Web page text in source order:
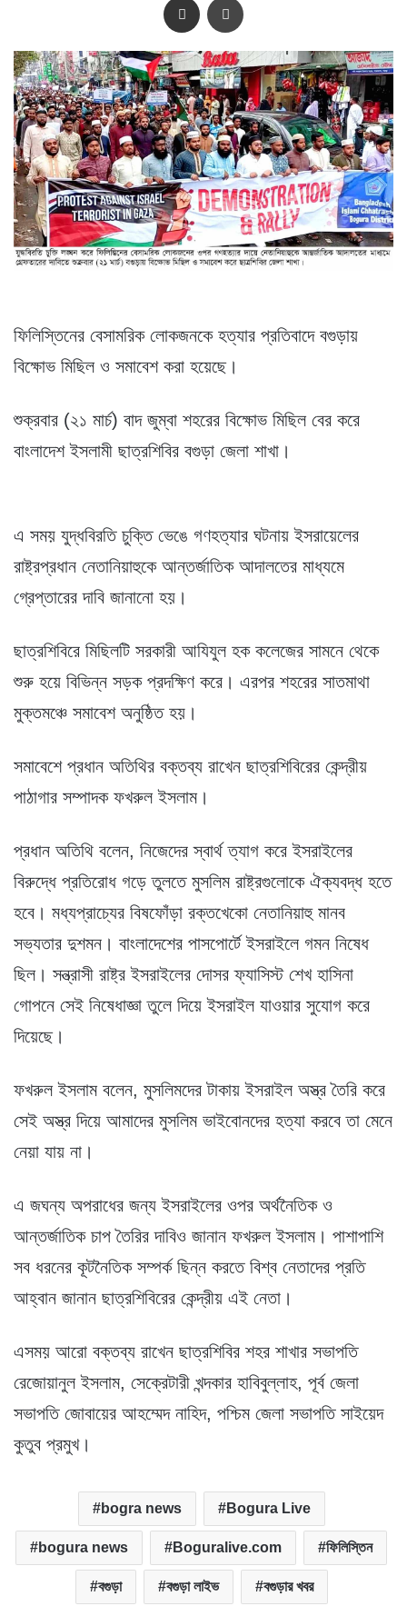
ফিলিস্তিনের বেসামরিক লোকজনকে হত্যার প্রতিবাদে বগুড়ায়
বিক্ষোভ মিছিল ও সমাবেশ করা হয়েছে।
শুক্রবার (২১ মার্চ) বাদ জুম্বা শহরের বিক্ষোভ মিছিল বের করে
বাংলাদেশ ইসলামী ছাত্রশিবির বগুড়া জেলা শাখা।
এ সময় যুদ্ধবিরতি চুক্তি ভেঙে গণহত্যার ঘটনায় ইসরায়েলের
রাষ্ট্রপ্রধান নেতানিয়াহুকে আন্তর্জাতিক আদালতের মাধ্যমে
গ্রেপ্তারের দাবি জানানো হয়।
ছাত্রশিবিরে মিছিলটি সরকারী আযিযুল হক কলেজের সামনে থেকে
শুরু হয়ে বিভিন্ন সড়ক প্রদক্ষিণ করে। এরপর শহরের সাতমাথা
মুক্তমঞ্চে সমাবেশ অনুষ্ঠিত হয়।
সমাবেশে প্রধান অতিথির বক্তব্য রাখেন ছাত্রশিবিরের কেন্দ্রীয়
পাঠাগার সম্পাদক ফখরুল ইসলাম।
প্রধান অতিথি বলেন, নিজেদের স্বার্থ ত্যাগ করে ইসরাইলের
বিরুদ্ধে প্রতিরোধ গড়ে তুলতে মুসলিম রাষ্ট্রগুলোকে ঐক্যবদ্ধ হতে
হবে। মধ্যপ্রাচ্যের বিষফোঁড়া রক্তখেকো নেতানিয়াহু মানব
সভ্যতার দুশমন। বাংলাদেশের পাসপোর্টে ইসরাইলে গমন নিষেধ
ছিল। সন্ত্রাসী রাষ্ট্র ইসরাইলের দোসর ফ্যাসিস্ট শেখ হাসিনা
গোপনে সেই নিষেধাজ্ঞা তুলে দিয়ে ইসরাইল যাওয়ার সুযোগ করে
দিয়েছে।
ফখরুল ইসলাম বলেন, মুসলিমদের টাকায় ইসরাইল অস্ত্র তৈরি করে
সেই অস্ত্র দিয়ে আমাদের মুসলিম ভাইবোনদের হত্যা করবে তা মেনে
নেয়া যায় না।
এ জঘন্য অপরাধের জন্য ইসরাইলের ওপর অর্থনৈতিক ও
আন্তর্জাতিক চাপ তৈরির দাবিও জানান ফখরুল ইসলাম। পাশাপাশি
সব ধরনের কূটনৈতিক সম্পর্ক ছিন্ন করতে বিশ্ব নেতাদের প্রতি
আহ্বান জানান ছাত্রশিবিরের কেন্দ্রীয় এই নেতা।
এসময় আরো বক্তব্য রাখেন ছাত্রশিবির শহর শাখার সভাপতি
রেজোয়ানুল ইসলাম, সেক্রেটারী খন্দকার হাবিবুল্লাহ, পূর্ব জেলা
সভাপতি জোবায়ের আহম্মেদ নাহিদ, পশ্চিম জেলা সভাপতি সাইয়েদ
কুতুব প্রমুখ।
bogra news Bogura Live
bogura news Boguralive.com ফিলিস্তিন
বগুড়া বগুড়া লাইভ বগুড়ার খবর